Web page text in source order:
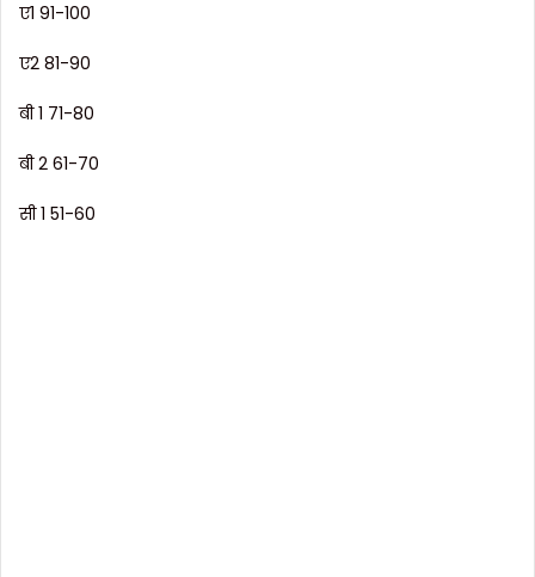
ए1 91-100
ए2 81-90
बी 1 71-80
बी 2 61-70
सी 1 51-60